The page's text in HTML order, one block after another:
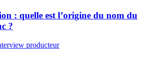
: quelle est l’origine du nom du
?
producteur